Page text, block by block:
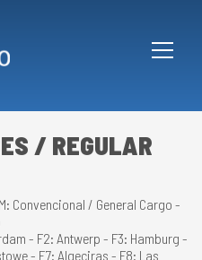
/ REGULAR
Convencional / General Cargo -
- F2: Antwerp - F3: Hamburg -
- F7: Algeciras - F8: Las